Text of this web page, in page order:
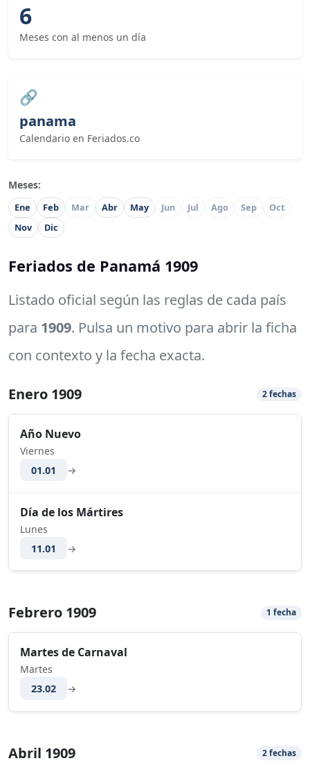
6
Meses con al menos un día
🔗
panama
Calendario en Feriados.co
Meses:
Ene Feb Mar Abr May Jun Jul Ago Sep
Oct
Nov
Dic
Feriados de Panamá 1909
Listado oficial según las reglas de cada país
para 1909. Pulsa un motivo para abrir la ficha
con contexto y la fecha exacta.
Enero 1909 2 fechas
Año Nuevo
Viernes
01.01
→
Día de los Mártires
Lunes
11.01
→
Febrero 1909 1 fecha
Martes de Carnaval
Martes
23.02
→
Abril 1909 2 fechas